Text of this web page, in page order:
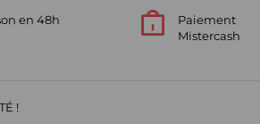
en 48h
Paiement
Mistercash
!